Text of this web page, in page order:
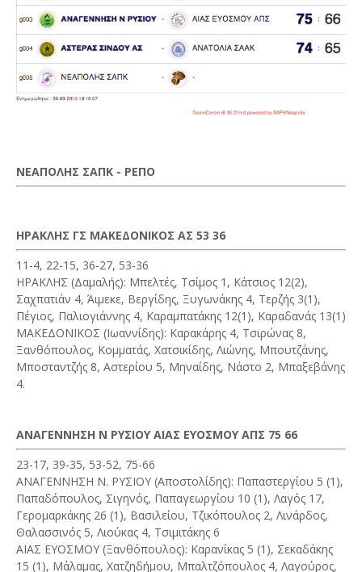
ΝΕΑΠΟΛΗΣ ΣΑΠΚ - ΡΕΠΟ
ΗΡΑΚΛΗΣ ΓΣ ΜΑΚΕΔΟΝΙΚΟΣ ΑΣ 53 36
11-4, 22-15, 36-27, 53-36
ΗΡΑΚΛΗΣ (Δαμαλής): Μπελτές, Τσίμος 1, Κάτσιος 12(2),
Σαχπατιάν 4, Άιμεκε, Βεργίδης, Ξυγωνάκης 4, Τερζής 3(1),
Πέγιος, Παλιογιάννης 4, Καραμπατάκης 12(1), Καραδανάς 13(1)
ΜΑΚΕΔΟΝΙΚΟΣ (Ιωαννίδης): Καρακάρης 4, Τσιρώνας 8,
Ξανθόπουλος, Κομματάς, Χατσικίδης, Λιώνης, Μπουτζάνης,
Μποσταντζής 8, Αστερίου 5, Μηναίδης, Νάστο 2, Μπαξεβάνης
4.
ΑΝΑΓΕΝΝΗΣΗ Ν ΡΥΣΙΟΥ ΑΙΑΣ ΕΥΟΣΜΟΥ ΑΠΣ 75 66
23-17, 39-35, 53-52, 75-66
ΑΝΑΓΕΝΝΗΣΗ Ν. ΡΥΣΙΟΥ (Αποστολίδης): Παπαστεργίου 5 (1),
Παπαδόπουλος, Σιγηνός, Παπαγεωργίου 10 (1), Λαγός 17,
Γερομαρκάκης 26 (1), Βασιλείου, Τζικόπουλος 2, Λινάρδος,
Θαλασσινός 5, Λιούκας 4, Τσιμιτάκης 6
ΑΙΑΣ ΕΥΟΣΜΟΥ (Ξανθόπουλος): Καρανίκας 5 (1), Σεκαδάκης
15 (1), Μάλαμας, Χατζηδήμου, Μπαλτζόπουλος 4, Λαγούρος,